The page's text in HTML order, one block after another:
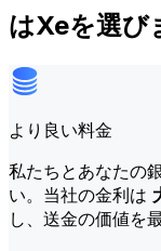
はXeを選び
より良い料金
私たちとあなたの
い。当社の金利は
し、送金の価値を